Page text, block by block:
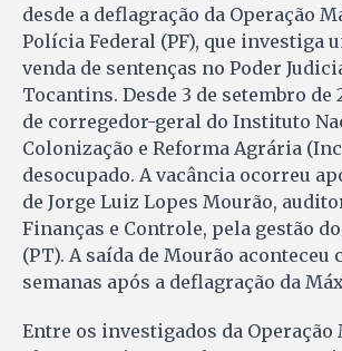
desde a deflagração da Operação
Polícia Federal (PF), que investiga
venda de sentenças no Poder
Tocantins. Desde 3 de setembro de
de corregedor-geral do Instituto
Colonização e Reforma Agrária
desocupado. A vacância ocorreu
de Jorge Luiz Lopes Mourão,
Finanças e Controle, pela gestão
(PT). A saída de Mourão aconteceu
semanas após a deflagração da
Entre os investigados da Operação